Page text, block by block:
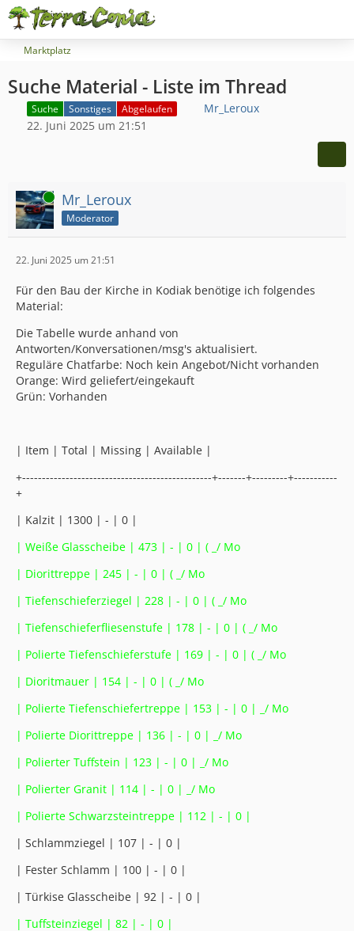
Marktplatz
Suche Material - Liste im Thread
Suche Sonstiges Abgelaufen
Mr_Leroux
22. Juni 2025 um 21:51
Online Mr_Leroux
Moderator
22. Juni 2025 um 21:51
Für den Bau der Kirche in Kodiak benötige ich folgendes
Material:
Die Tabelle wurde anhand von
Antworten/Konversationen/msg's aktualisiert.
Reguläre Chatfarbe: Noch kein Angebot/Nicht vorhanden
Orange: Wird geliefert/eingekauft
Grün: Vorhanden
| Item | Total | Missing | Available |
+------------------------------------------------+-------+---------+-----------
+
| Kalzit | 1300 | - | 0 |
| Weiße Glasscheibe | 473 | - | 0 | ( _/ Mo
| Diorittreppe | 245 | - | 0 | ( _/ Mo
| Tiefenschieferziegel | 228 | - | 0 | ( _/ Mo
| Tiefenschieferfliesenstufe | 178 | - | 0 | ( _/ Mo
| Polierte Tiefenschieferstufe | 169 | - | 0 | ( _/ Mo
| Dioritmauer | 154 | - | 0 | ( _/ Mo
| Polierte Tiefenschiefertreppe | 153 | - | 0 | _/ Mo
| Polierte Diorittreppe | 136 | - | 0 | _/ Mo
| Polierter Tuffstein | 123 | - | 0 | _/ Mo
| Polierter Granit | 114 | - | 0 | _/ Mo
| Polierte Schwarzsteintreppe | 112 | - | 0 |
| Schlammziegel | 107 | - | 0 |
| Fester Schlamm | 100 | - | 0 |
| Türkise Glasscheibe | 92 | - | 0 |
| Tuffsteinziegel | 82 | - | 0 |